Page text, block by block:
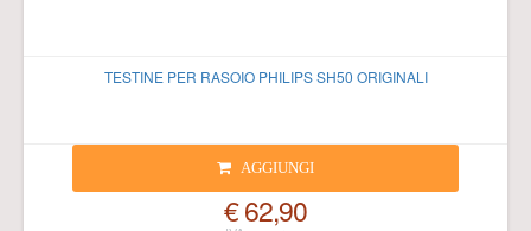
TESTINE PER RASOIO PHILIPS SH50 ORIGINALI
AGGIUNGI
€ 62,90